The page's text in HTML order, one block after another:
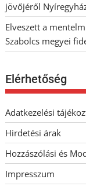
jövőjéről
Elveszett a
Szabolcs megyei
Elérhetőség
Adatkezelési
Hirdetési árak
Hozzászólási és
Impresszum